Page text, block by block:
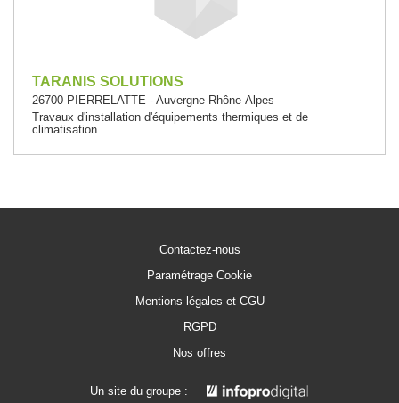
TARANIS SOLUTIONS
26700 PIERRELATTE - Auvergne-Rhône-Alpes
Travaux d'installation d'équipements thermiques et de
climatisation
Contactez-nous
Paramétrage Cookie
Mentions légales et CGU
RGPD
Nos offres
Un site du groupe :